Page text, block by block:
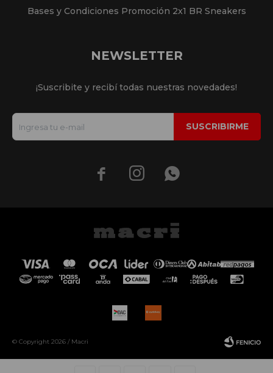
Bases y Condiciones Promoción 2x1 BR Sneakers
NEWSLETTER
¡Suscribite y recibí todas nuestras novedades!
SUSCRIBIRME
  
© Copyright 2026 / Macri